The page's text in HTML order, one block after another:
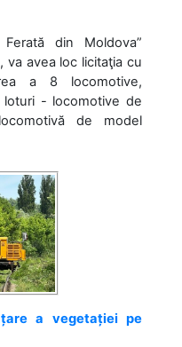
din Moldova”
va avea loc licitaţia cu
a 8 locomotive,
- locomotive de
de model
a vegetației pe